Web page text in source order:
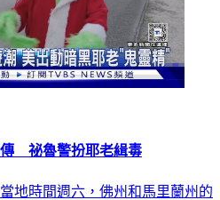
傳 祕魯警扮耶老緝毒
地時間週六，佛州和馬里蘭州的